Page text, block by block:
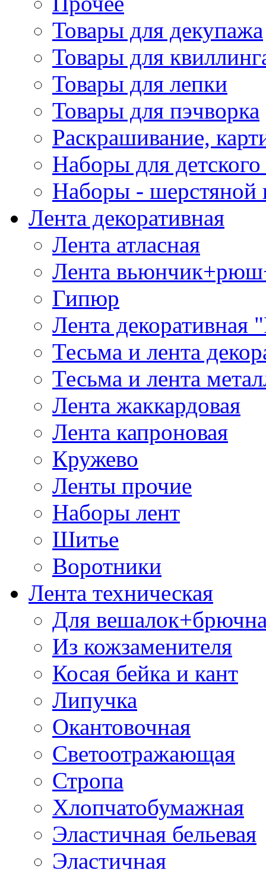
Товары для декупажа
Товары для
Товары для лепки
Товары для пэчворка
Раскрашивание,
Наборы для
Наборы - шерстяной
Лента декоративная
Лента атласная
Лента
Гипюр
Лента декоративная
Тесьма и лента
Тесьма и лента
Лента жаккардовая
Лента капроновая
Кружево
Ленты прочие
Наборы лент
Шитье
Воротники
Лента техническая
Для
Из кожзаменителя
Косая бейка и кант
Липучка
Окантовочная
Светоотражающая
Стропа
Хлопчатобумажная
Эластичная бельевая
Эластичная